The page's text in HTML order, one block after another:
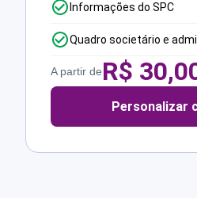
Informações do SPC
Quadro societário e
A partir deR$
Personalizar